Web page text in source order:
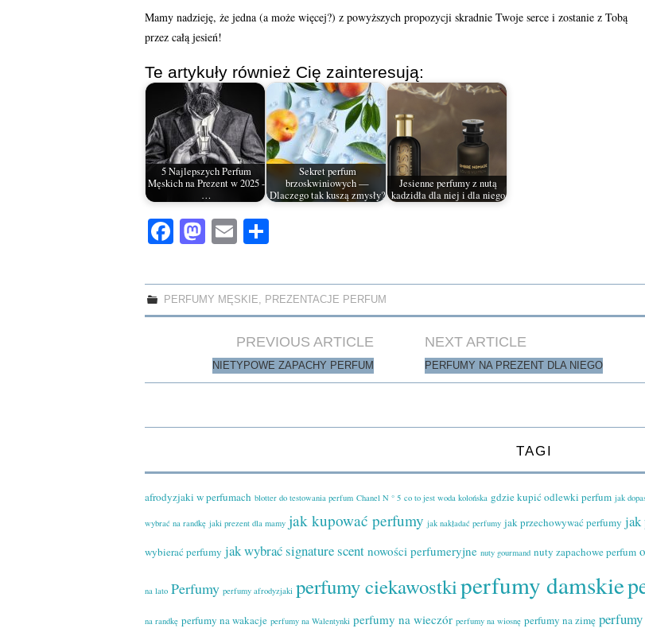
Mamy nadzieję, że jedna (a może więcej?) z powyższych propozycji skradnie Twoje serce i zostanie z Tobą
przez całą jesień!
Te artykuły również Cię zainteresują:
5 Najlepszych Perfum
Męskich na Prezent w 2025 -
…
Sekret perfum
brzoskwiniowych —
Dlaczego tak kuszą zmysły?
Jesienne perfumy z nutą
kadzidła dla niej i dla niego
Fa
bo
ok
M
to
do
E
ailre
PERFUMY MĘSKIE, PREZENTACJE PERFUM
navigation
PREVIOUS ARTICLE
NIETYPOWE ZAPACHY PERFUM
NEXT ARTICLE
PERFUMY NA PREZENT DLA NIEGO
TAGI
afrodyzjaki w perfumach blotter do testowania perfum Chanel N ° 5 co to jest woda kolońska gdzie kupić odlewki perfum jak
wybrać na randkę jaki prezent dla mamy jak kupować perfumy jak nakładać perfumy jak przechowywać perfumy jak
wybierać perfumy jak wybrać signature scent nowości perfumeryjne nuty gourmand nuty zapachowe perfum
na lato Perfumy perfumy afrodyzjaki perfumy ciekawostkiperfumy damskie
na randkę perfumy na wakacje perfumy na Walentynki perfumy na wieczór perfumy na wiosnę perfumy na zimę